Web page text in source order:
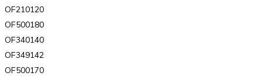
OF210120
OF500180
OF340140
OF349142
OF500170